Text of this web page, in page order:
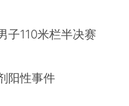
子110米栏半决赛
阳性事件